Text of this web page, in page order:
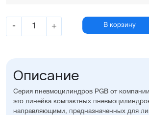
- + В корзину
Описание
Серия пневмоцилиндров PGB от
это линейка компактных
направляющими, предназначенных для